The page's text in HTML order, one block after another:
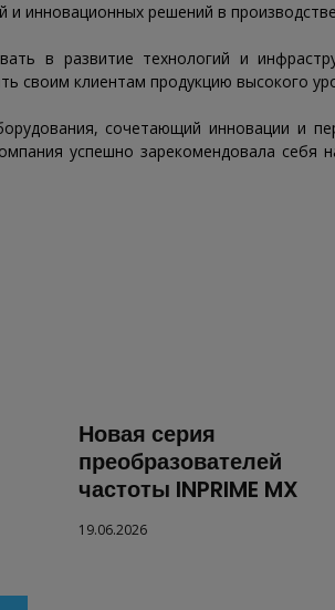
инновационных решений в
в развитие технологий и
своим клиентам продукцию высокого
сочетающий инновации и
успешно зарекомендовала себя
Новая серия
преобразователей
частоты INPRIME MX
19.06.2026